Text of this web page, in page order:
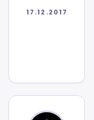
17.12.2017